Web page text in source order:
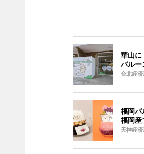
華山に
バルー
台北経済
福岡パ
福岡産
天神経済